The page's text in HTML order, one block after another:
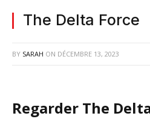
The Delta Force
BY SARAH ON DÉCEMBRE 13, 2023
Regarder The